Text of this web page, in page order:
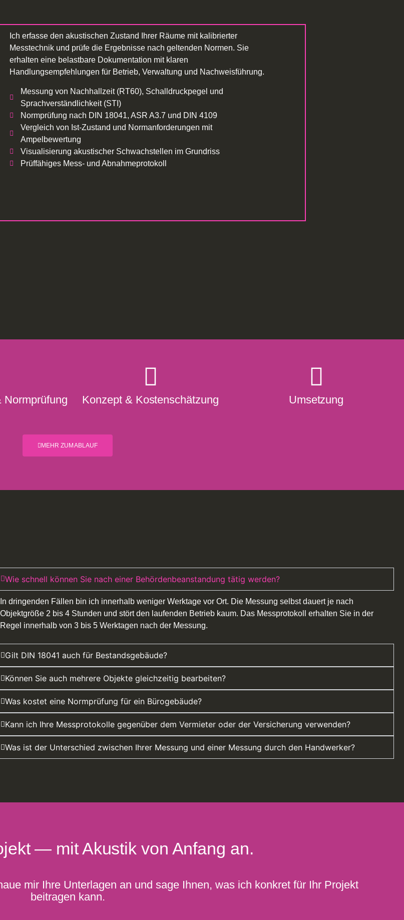
Ich erfasse den akustischen Zustand Ihrer Räume mit kalibrierter
Messtechnik und prüfe die Ergebnisse nach geltenden Normen. Sie
erhalten eine belastbare Dokumentation mit klaren
Handlungsempfehlungen für Betrieb, Verwaltung und Nachweisführung.
Messung von Nachhallzeit (RT60), Schalldruckpegel und
Sprachverständlichkeit (STI)
Normprüfung nach DIN 18041, ASR A3.7 und DIN 4109
Vergleich von Ist-Zustand und Normanforderungen mit
Ampelbewertung
Visualisierung akustischer Schwachstellen im Grundriss
Prüffähiges Mess- und Abnahmeprotokoll
Normprüfung Konzept & Kostenschätzung Umsetzung
MEHR ZUM ABLAUF
Wie schnell können Sie nach einer Behördenbeanstandung tätig werden?
In dringenden Fällen bin ich innerhalb weniger Werktage vor Ort. Die Messung selbst dauert je nach
Objektgröße 2 bis 4 Stunden und stört den laufenden Betrieb kaum. Das Messprotokoll erhalten Sie in der
Regel innerhalb von 3 bis 5 Werktagen nach der Messung.
Gilt DIN 18041 auch für Bestandsgebäude?
Können Sie auch mehrere Objekte gleichzeitig bearbeiten?
Was kostet eine Normprüfung für ein Bürogebäude?
Kann ich Ihre Messprotokolle gegenüber dem Vermieter oder der Versicherung verwenden?
Was ist der Unterschied zwischen Ihrer Messung und einer Messung durch den Handwerker?
— mit Akustik von Anfang an.
mir Ihre Unterlagen an und sage Ihnen, was ich konkret für Ihr Projekt
beitragen kann.